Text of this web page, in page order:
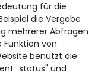
für die
die Vergabe
mehrerer Abfragen
von
benutzt die
und